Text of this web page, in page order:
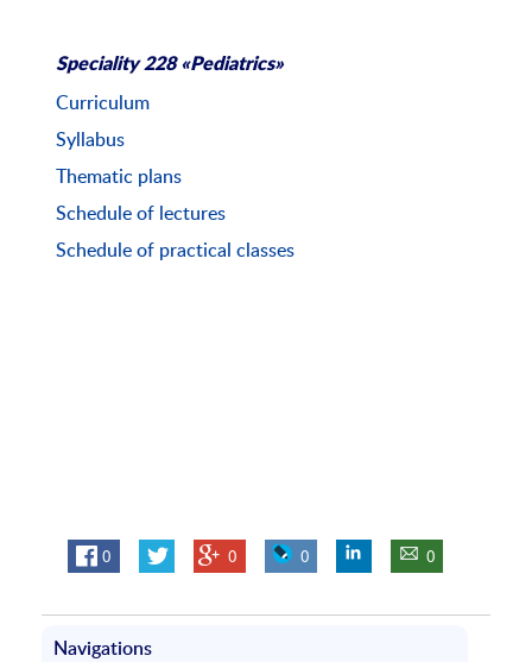
Speciality 228 «Pediatrics»
Curriculum
Syllabus
Thematic plans
Schedule of lectures
Schedule of practical classes
0 0 0 0
Navigations